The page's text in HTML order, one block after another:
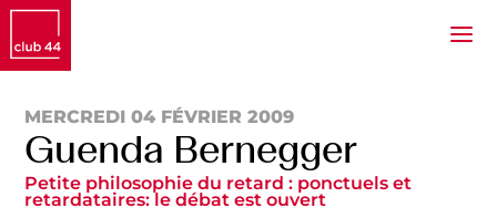
MERCREDI 04 FÉVRIER 2009
Guenda Bernegger
Petite philosophie du retard : ponctuels et
retardataires: le débat est ouvert